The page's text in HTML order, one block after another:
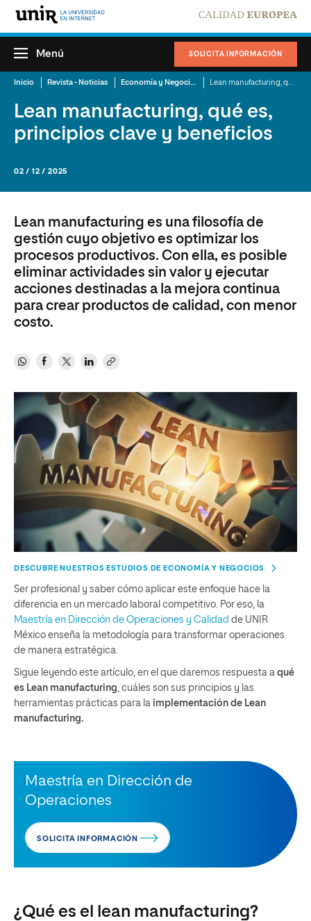
SOLICITA INFORMACIÓN
Menú
Inicio Revista - Noticias Economía y Negocios
Lean manufacturing, qué es,
principios clave y beneficios
02 / 12 / 2025
Lean manufacturing es una filosofía de
gestión cuyo objetivo es optimizar los
procesos productivos. Con ella, es posible
eliminar actividades sin valor y ejecutar
acciones destinadas a la mejora continua
para crear productos de calidad, con menor
costo.
DESCUBRE NUESTROS ESTUDIOS DE ECONOMÍA Y NEGOCIOS
Ser profesional y saber cómo aplicar este enfoque hace la
diferencia en un mercado laboral competitivo. Por eso, la
Maestría en Dirección de Operaciones y Calidad de UNIR
México enseña la metodología para transformar operaciones
de manera estratégica.
Sigue leyendo este artículo, en el que daremos respuesta a qué
es Lean manufacturing , cuáles son sus principios y las
herramientas prácticas para la implementación de Lean
manufacturing.
Maestría en Dirección de
Operaciones
SOLICITA INFORMACIÓN
¿Qué es el lean manufacturing?